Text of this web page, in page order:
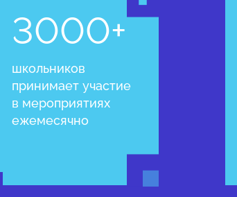
3000+
школьников
принимает участие
в мероприятиях
ежемесячно